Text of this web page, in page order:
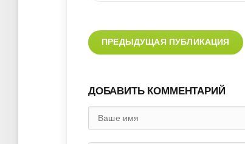
ПРЕДЫДУЩАЯ ПУБЛИКАЦИЯ
ДОБАВИТЬ КОММЕНТАРИЙ